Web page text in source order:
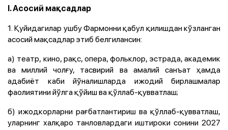
I. Асосий мақсадлар
1. Қуйидагилар ушбу Фармонни қабул қилишдан кўзланган
асосий мақсадлар этиб белгилансин:
a) театр, кино, рақс, опера, фольклор, эстрада, академик
ва миллий чолғу, тасвирий ва амалий санъат ҳамда
адабиёт каби йўналишларда ижодий бирлашмалар
фаолиятини йўлга қўйиш ва қўллаб-қувватлаш;
б) ижодкорларни рағбатлантириш ва қўллаб-қувватлаш,
уларнинг халқаро танловлардаги иштироки сонини 2027